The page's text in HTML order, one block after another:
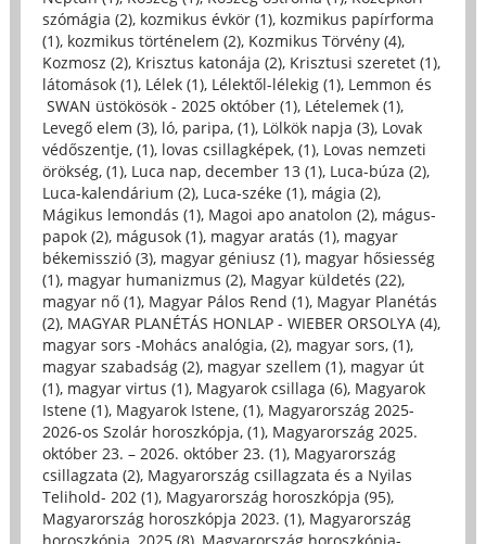
szómágia (2), kozmikus évkör (1), kozmikus papírforma
(1), kozmikus történelem (2), Kozmikus Törvény (4),
Kozmosz (2), Krisztus katonája (2), Krisztusi szeretet (1),
látomások (1), Lélek (1), Lélektől-lélekig (1), Lemmon és
SWAN üstökösök - 2025 október (1), Lételemek (1),
Levegő elem (3), ló, paripa, (1), Lölkök napja (3), Lovak
védőszentje, (1), lovas csillagképek, (1), Lovas nemzeti
örökség, (1), Luca nap, december 13 (1), Luca-búza (2),
Luca-kalendárium (2), Luca-széke (1), mágia (2),
Mágikus lemondás (1), Magoi apo anatolon (2), mágus-
papok (2), mágusok (1), magyar aratás (1), magyar
békemisszió (3), magyar géniusz (1), magyar hősiesség
(1), magyar humanizmus (2), Magyar küldetés (22),
magyar nő (1), Magyar Pálos Rend (1), Magyar Planétás
(2), MAGYAR PLANÉTÁS HONLAP - WIEBER ORSOLYA (4),
magyar sors -Mohács analógia, (2), magyar sors, (1),
magyar szabadság (2), magyar szellem (1), magyar út
(1), magyar virtus (1), Magyarok csillaga (6), Magyarok
Istene (1), Magyarok Istene, (1), Magyarország 2025-
2026-os Szolár horoszkópja, (1), Magyarország 2025.
október 23. – 2026. október 23. (1), Magyarország
csillagzata (2), Magyarország csillagzata és a Nyilas
Telihold- 202 (1), Magyarország horoszkópja (95),
Magyarország horoszkópja 2023. (1), Magyarország